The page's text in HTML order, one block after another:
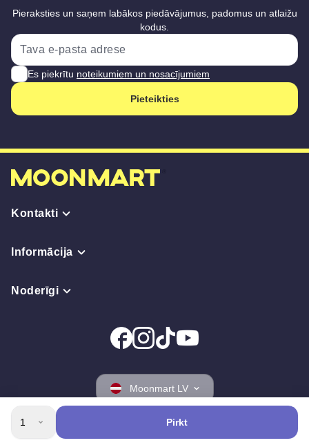
1 Pirkt
Pieraksties un saņem labākos piedāvājumus, padomus un atlaižu
kodus.
Es piekrītu noteikumiem un nosacījumiem
Pieteikties
Kontakti
Informācija
Noderīgi
Moonmart LV